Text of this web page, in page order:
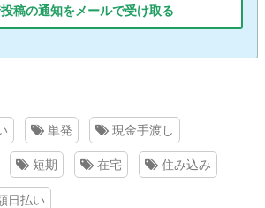
稿の通知をメールで受け取る
単発 現金手渡し
短期 在宅 住み込み
日払い